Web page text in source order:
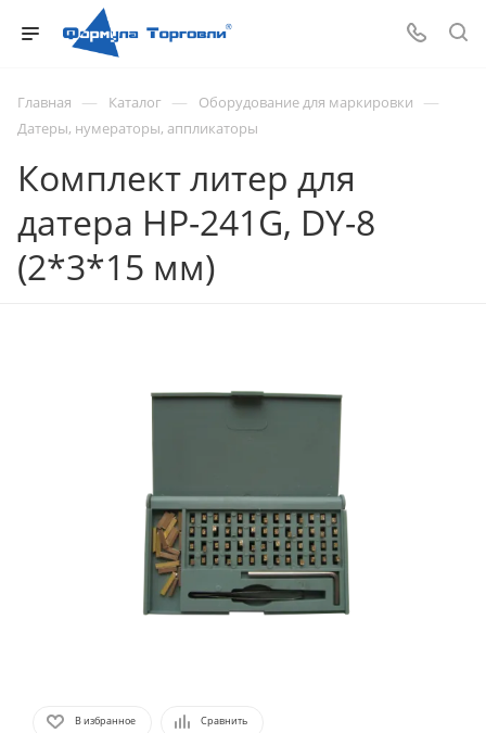
Главная — Каталог — Оборудование для маркировки —
Датеры, нумераторы, аппликаторы
Комплект литер для
датера HP-241G, DY-8
(2*3*15 мм)
В избранное Сравнить